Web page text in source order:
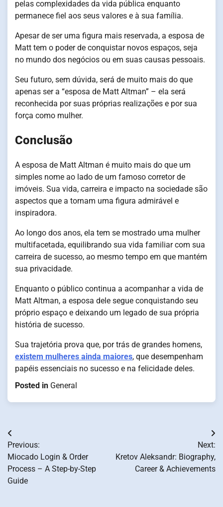
pelas complexidades da vida pública enquanto
permanece fiel aos seus valores e à sua família.
Apesar de ser uma figura mais reservada, a esposa de
Matt tem o poder de conquistar novos espaços, seja
no mundo dos negócios ou em suas causas pessoais.
Seu futuro, sem dúvida, será de muito mais do que
apenas ser a “esposa de Matt Altman” – ela será
reconhecida por suas próprias realizações e por sua
força como mulher.
Conclusão
A esposa de Matt Altman é muito mais do que um
simples nome ao lado de um famoso corretor de
imóveis. Sua vida, carreira e impacto na sociedade são
aspectos que a tornam uma figura admirável e
inspiradora.
Ao longo dos anos, ela tem se mostrado uma mulher
multifacetada, equilibrando sua vida familiar com sua
carreira de sucesso, ao mesmo tempo em que mantém
sua privacidade.
Enquanto o público continua a acompanhar a vida de
Matt Altman, a esposa dele segue conquistando seu
próprio espaço e deixando um legado de sua própria
história de sucesso.
Sua trajetória prova que, por trás de grandes homens,
existem mulheres ainda maiores, que desempenham
papéis essenciais no sucesso e na felicidade deles.
Posted in General
Post
navigation
Previous:
Miocado Login & Order
Process – A Step-by-Step
Guide
Next:
Kretov Aleksandr: Biography,
Career & Achievements